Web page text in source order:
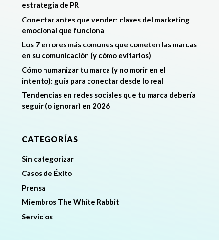
estrategia de PR
Conectar antes que vender: claves del marketing
emocional que funciona
Los 7 errores más comunes que cometen las marcas
en su comunicación (y cómo evitarlos)
Cómo humanizar tu marca (y no morir en el
intento): guía para conectar desde lo real
Tendencias en redes sociales que tu marca debería
seguir (o ignorar) en 2026
CATEGORÍAS
Sin categorizar
Casos de Éxito
Prensa
Miembros The White Rabbit
Servicios